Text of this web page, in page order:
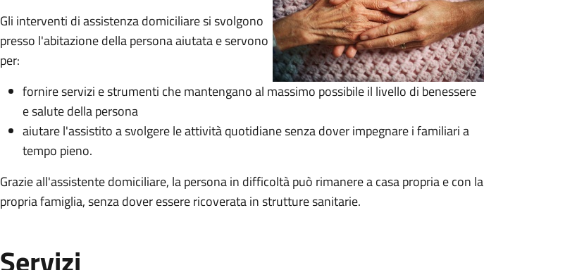
Gli interventi di assistenza domiciliare si svolgono
presso l'abitazione della persona aiutata e servono
per:
fornire servizi e strumenti che mantengano al massimo possibile il livello di benessere
e salute della persona
aiutare l'assistito a svolgere le attività quotidiane senza dover impegnare i familiari a
tempo pieno.
Grazie all'assistente domiciliare, la persona in difficoltà può rimanere a casa propria e con la
propria famiglia, senza dover essere ricoverata in strutture sanitarie.